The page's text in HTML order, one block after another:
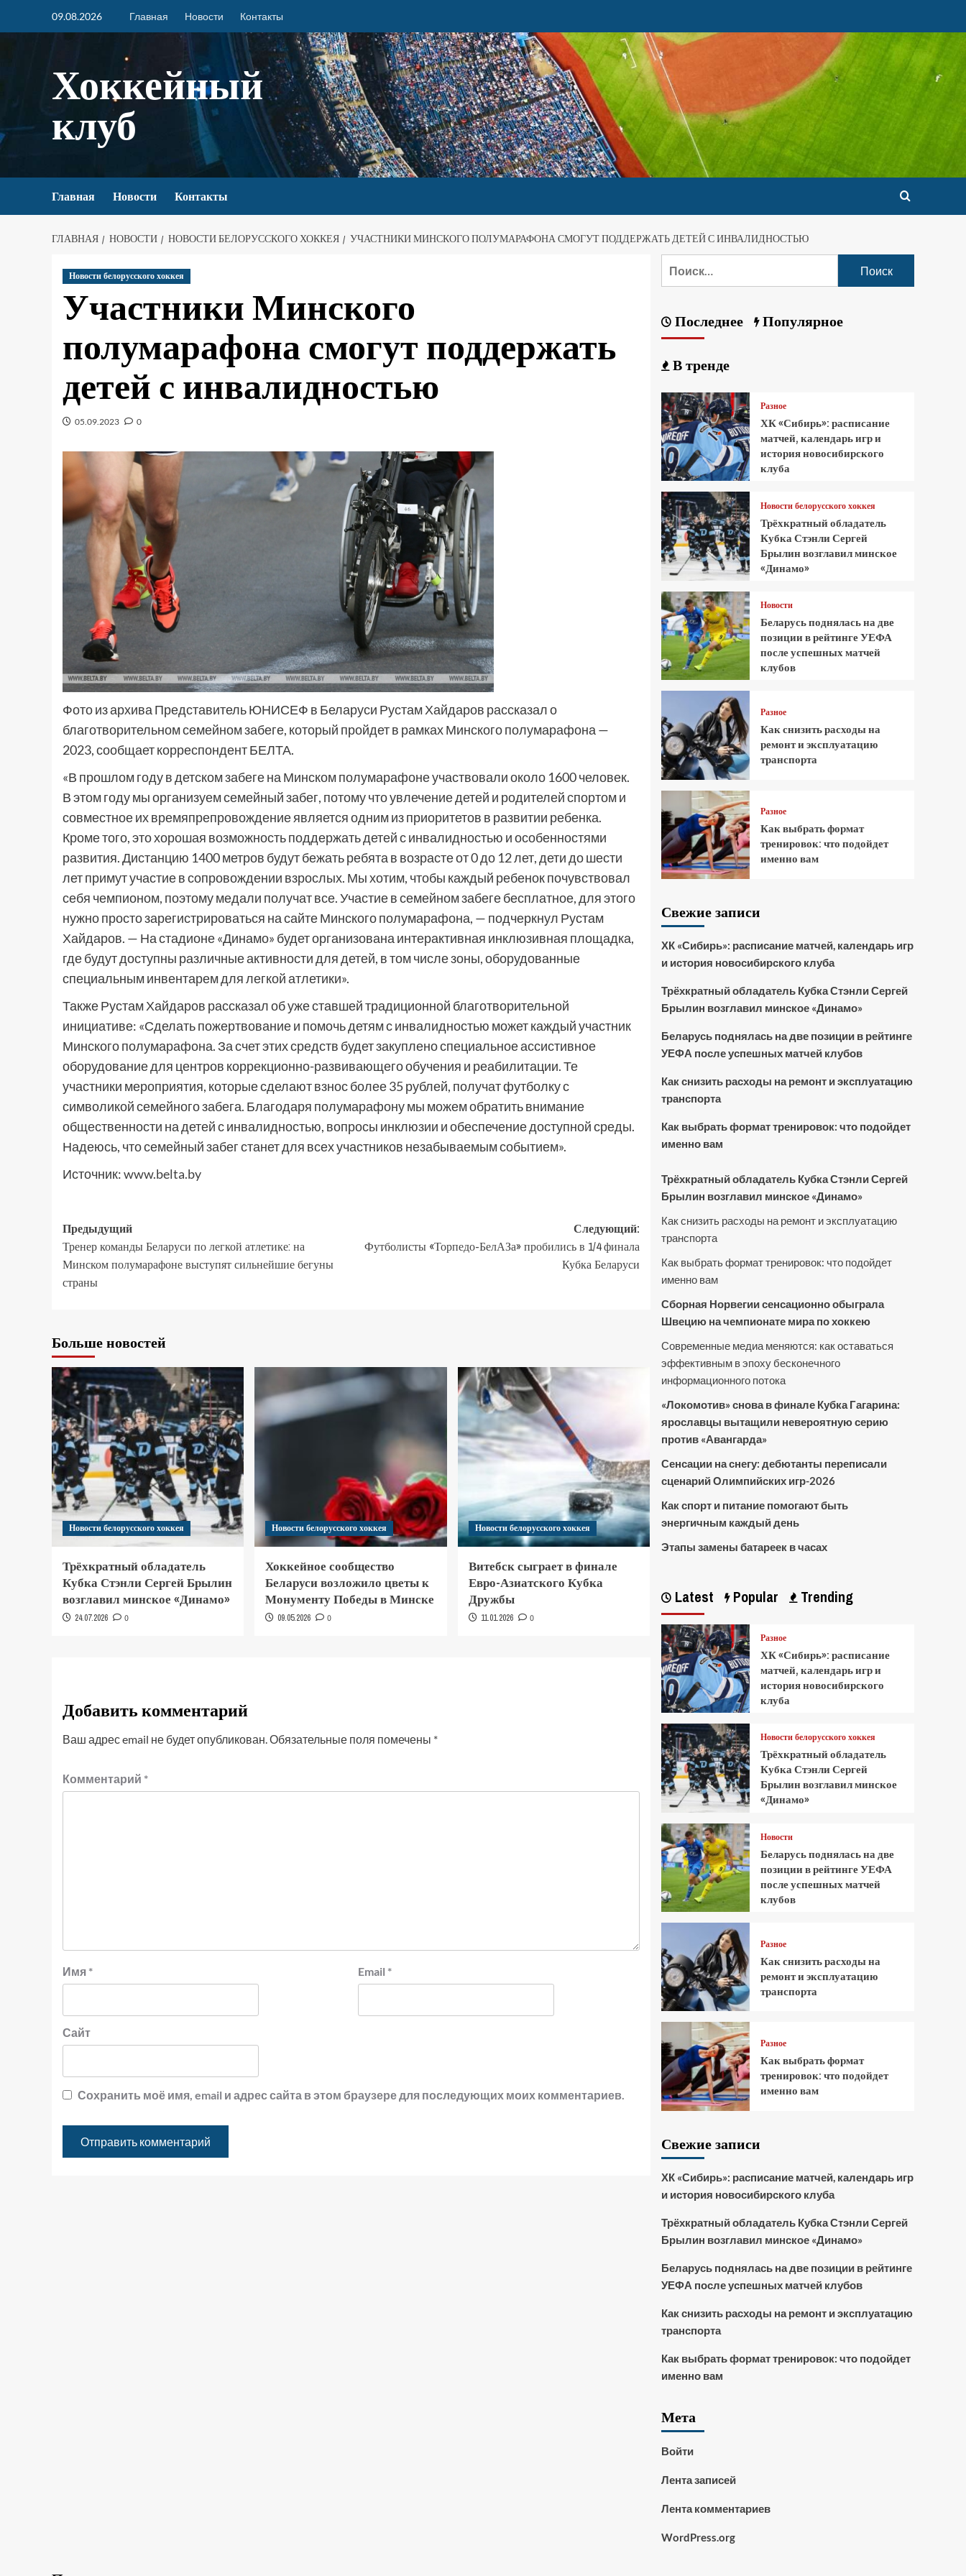
09.08.2026 Главная Новости Контакты
Хоккейный
клуб
Главная Новости Контакты
ГЛАВНАЯ НОВОСТИ НОВОСТИ БЕЛОРУССКОГО ХОККЕЯ УЧАСТНИКИ МИНСКОГО ПОЛУМАРАФОНА СМОГУТ ПОДДЕРЖАТЬ ДЕТЕЙ С ИНВАЛИДНОСТЬЮ
Новости белорусского хоккея
Участники Минского
полумарафона смогут поддержать
детей с инвалидностью
05.09.2023 0
Фото из архива Представитель ЮНИСЕФ в Беларуси Рустам Хайдаров рассказал о
благотворительном семейном забеге, который пройдет в рамках Минского полумарафона —
2023, сообщает корреспондент БЕЛТА.
«В прошлом году в детском забеге на Минском полумарафоне участвовали около 1600 человек.
В этом году мы организуем семейный забег, потому что увлечение детей и родителей спортом и
совместное их времяпрепровождение является одним из приоритетов в развитии ребенка.
Кроме того, это хорошая возможность поддержать детей с инвалидностью и особенностями
развития. Дистанцию 1400 метров будут бежать ребята в возрасте от 0 до 12 лет, дети до шести
лет примут участие в сопровождении взрослых. Мы хотим, чтобы каждый ребенок почувствовал
себя чемпионом, поэтому медали получат все. Участие в семейном забеге бесплатное, для этого
нужно просто зарегистрироваться на сайте Минского полумарафона, — подчеркнул Рустам
Хайдаров. — На стадионе «Динамо» будет организована интерактивная инклюзивная площадка,
где будут доступны различные активности для детей, в том числе зоны, оборудованные
специальным инвентарем для легкой атлетики».
Также Рустам Хайдаров рассказал об уже ставшей традиционной благотворительной
инициативе: «Сделать пожертвование и помочь детям с инвалидностью может каждый участник
Минского полумарафона. За счет этих средств будет закуплено специальное ассистивное
оборудование для центров коррекционно-развивающего обучения и реабилитации. Те
участники мероприятия, которые сделают взнос более 35 рублей, получат футболку с
символикой семейного забега. Благодаря полумарафону мы можем обратить внимание
общественности на детей с инвалидностью, вопросы инклюзии и обеспечение доступной среды.
Надеюсь, что семейный забег станет для всех участников незабываемым событием».
Источник:www.belta.by
Предыдущий
Тренер команды Беларуси по легкой атлетике: на
Минском полумарафоне выступят сильнейшие бегуны
страны
Следующий:
Футболисты «Торпедо-БелАЗа» пробились в 1/4 финала
Кубка Беларуси
Больше новостей
Новости белорусского хоккея
Трёхкратный обладатель
Кубка Стэнли Сергей Брылин
возглавил минское «Динамо»
24.07.2026 0
Новости белорусского хоккея
Хоккейное сообщество
Беларуси возложило цветы к
Монументу Победы в Минске
09.05.2026 0
Новости белорусского хоккея
Витебск сыграет в финале
Евро-Азиатского Кубка
Дружбы
11.01.2026 0
Добавить комментарий
Ваш адрес email не будет опубликован.Обязательные поля помечены *
Комментарий *
Имя * Email *
Сайт
Сохранить моё имя, email и адрес сайта в этом браузере для последующих моих комментариев.
Последнее Популярное
В тренде
Разное
ХК «Сибирь»: расписание
матчей, календарь игр и
история новосибирского
клуба
Новости белорусского хоккея
Трёхкратный обладатель
Кубка Стэнли Сергей
Брылин возглавил минское
«Динамо»
Новости
Беларусь поднялась на две
позиции в рейтинге УЕФА
после успешных матчей
клубов
Разное
Как снизить расходы на
ремонт и эксплуатацию
транспорта
Разное
Как выбрать формат
тренировок: что подойдет
именно вам
Свежие записи
ХК «Сибирь»: расписание матчей, календарь игр
и история новосибирского клуба
Трёхкратный обладатель Кубка Стэнли Сергей
Брылин возглавил минское «Динамо»
Беларусь поднялась на две позиции в рейтинге
УЕФА после успешных матчей клубов
Как снизить расходы на ремонт и эксплуатацию
транспорта
Как выбрать формат тренировок: что подойдет
именно вам
Трёхкратный обладатель Кубка Стэнли Сергей
Брылин возглавил минское «Динамо»
Как снизить расходы на ремонт и эксплуатацию
транспорта
Как выбрать формат тренировок: что подойдет
именно вам
Сборная Норвегии сенсационно обыграла
Швецию на чемпионате мира по хоккею
Современные медиа меняются: как оставаться
эффективным в эпоху бесконечного
информационного потока
«Локомотив» снова в финале Кубка Гагарина:
ярославцы вытащили невероятную серию
против «Авангарда»
Сенсации на снегу: дебютанты переписали
сценарий Олимпийских игр-2026
Как спорт и питание помогают быть
энергичным каждый день
Этапы замены батареек в часах
Latest Popular Trending
Разное
ХК «Сибирь»: расписание
матчей, календарь игр и
история новосибирского
клуба
Новости белорусского хоккея
Трёхкратный обладатель
Кубка Стэнли Сергей
Брылин возглавил минское
«Динамо»
Новости
Беларусь поднялась на две
позиции в рейтинге УЕФА
после успешных матчей
клубов
Разное
Как снизить расходы на
ремонт и эксплуатацию
транспорта
Разное
Как выбрать формат
тренировок: что подойдет
именно вам
Свежие записи
ХК «Сибирь»: расписание матчей, календарь игр
и история новосибирского клуба
Трёхкратный обладатель Кубка Стэнли Сергей
Брылин возглавил минское «Динамо»
Беларусь поднялась на две позиции в рейтинге
УЕФА после успешных матчей клубов
Как снизить расходы на ремонт и эксплуатацию
транспорта
Как выбрать формат тренировок: что подойдет
именно вам
Мета
Войти
Лента записей
Лента комментариев
WordPress.org